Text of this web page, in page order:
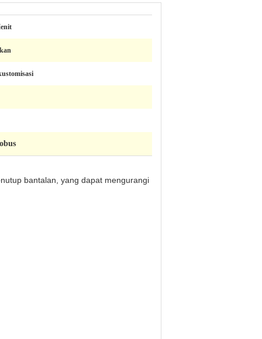
bantalan, yang dapat mengurangi